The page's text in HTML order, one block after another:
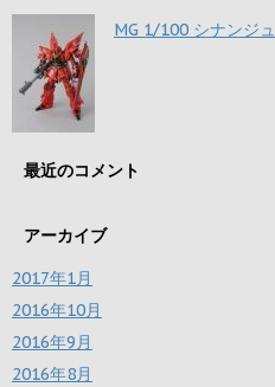
MG 1/100 シナンジュ
最近のコメント
アーカイブ
2017年1月
2016年10月
2016年9月
2016年8月